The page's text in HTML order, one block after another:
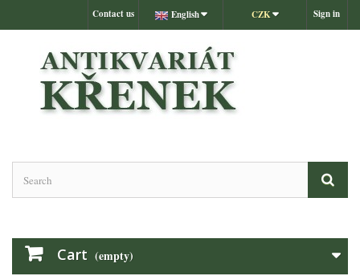
Sign in
CZK
English
Contact us
Cart (empty)